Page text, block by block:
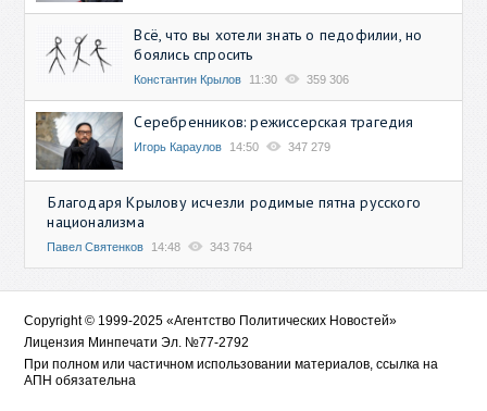
Всё, что вы хотели знать о педофилии, но
боялись спросить
Константин Крылов 11:30 359 306
Серебренников: режиссерская трагедия
Игорь Караулов 14:50 347 279
Благодаря Крылову исчезли родимые пятна русского
национализма
Павел Святенков 14:48 343 764
Copyright © 1999-2025 «Агентство Политических Новостей»
Лицензия Минпечати Эл. №77-2792
При полном или частичном использовании материалов, ссылка на
АПН обязательна